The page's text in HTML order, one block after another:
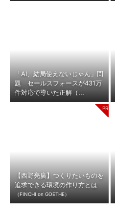
「AI、結局使えないじゃん」問
題 セールスフォースが431万
件対応で導いた正解（...
【西野亮廣】つくりたいものを
追求できる環境の作り方とは
（FINCHI on GOETHE）